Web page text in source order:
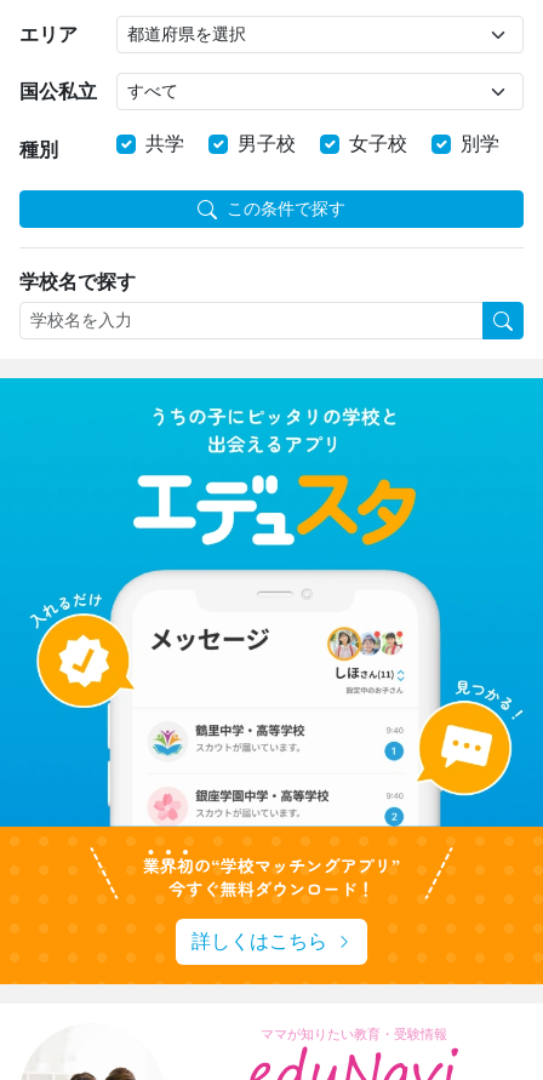
エリア
国公私立
種別 共学 男子校 女子校 別学
この条件で探す
学校名で探す
詳しくはこちら
ママが知りたい教育・受験情報